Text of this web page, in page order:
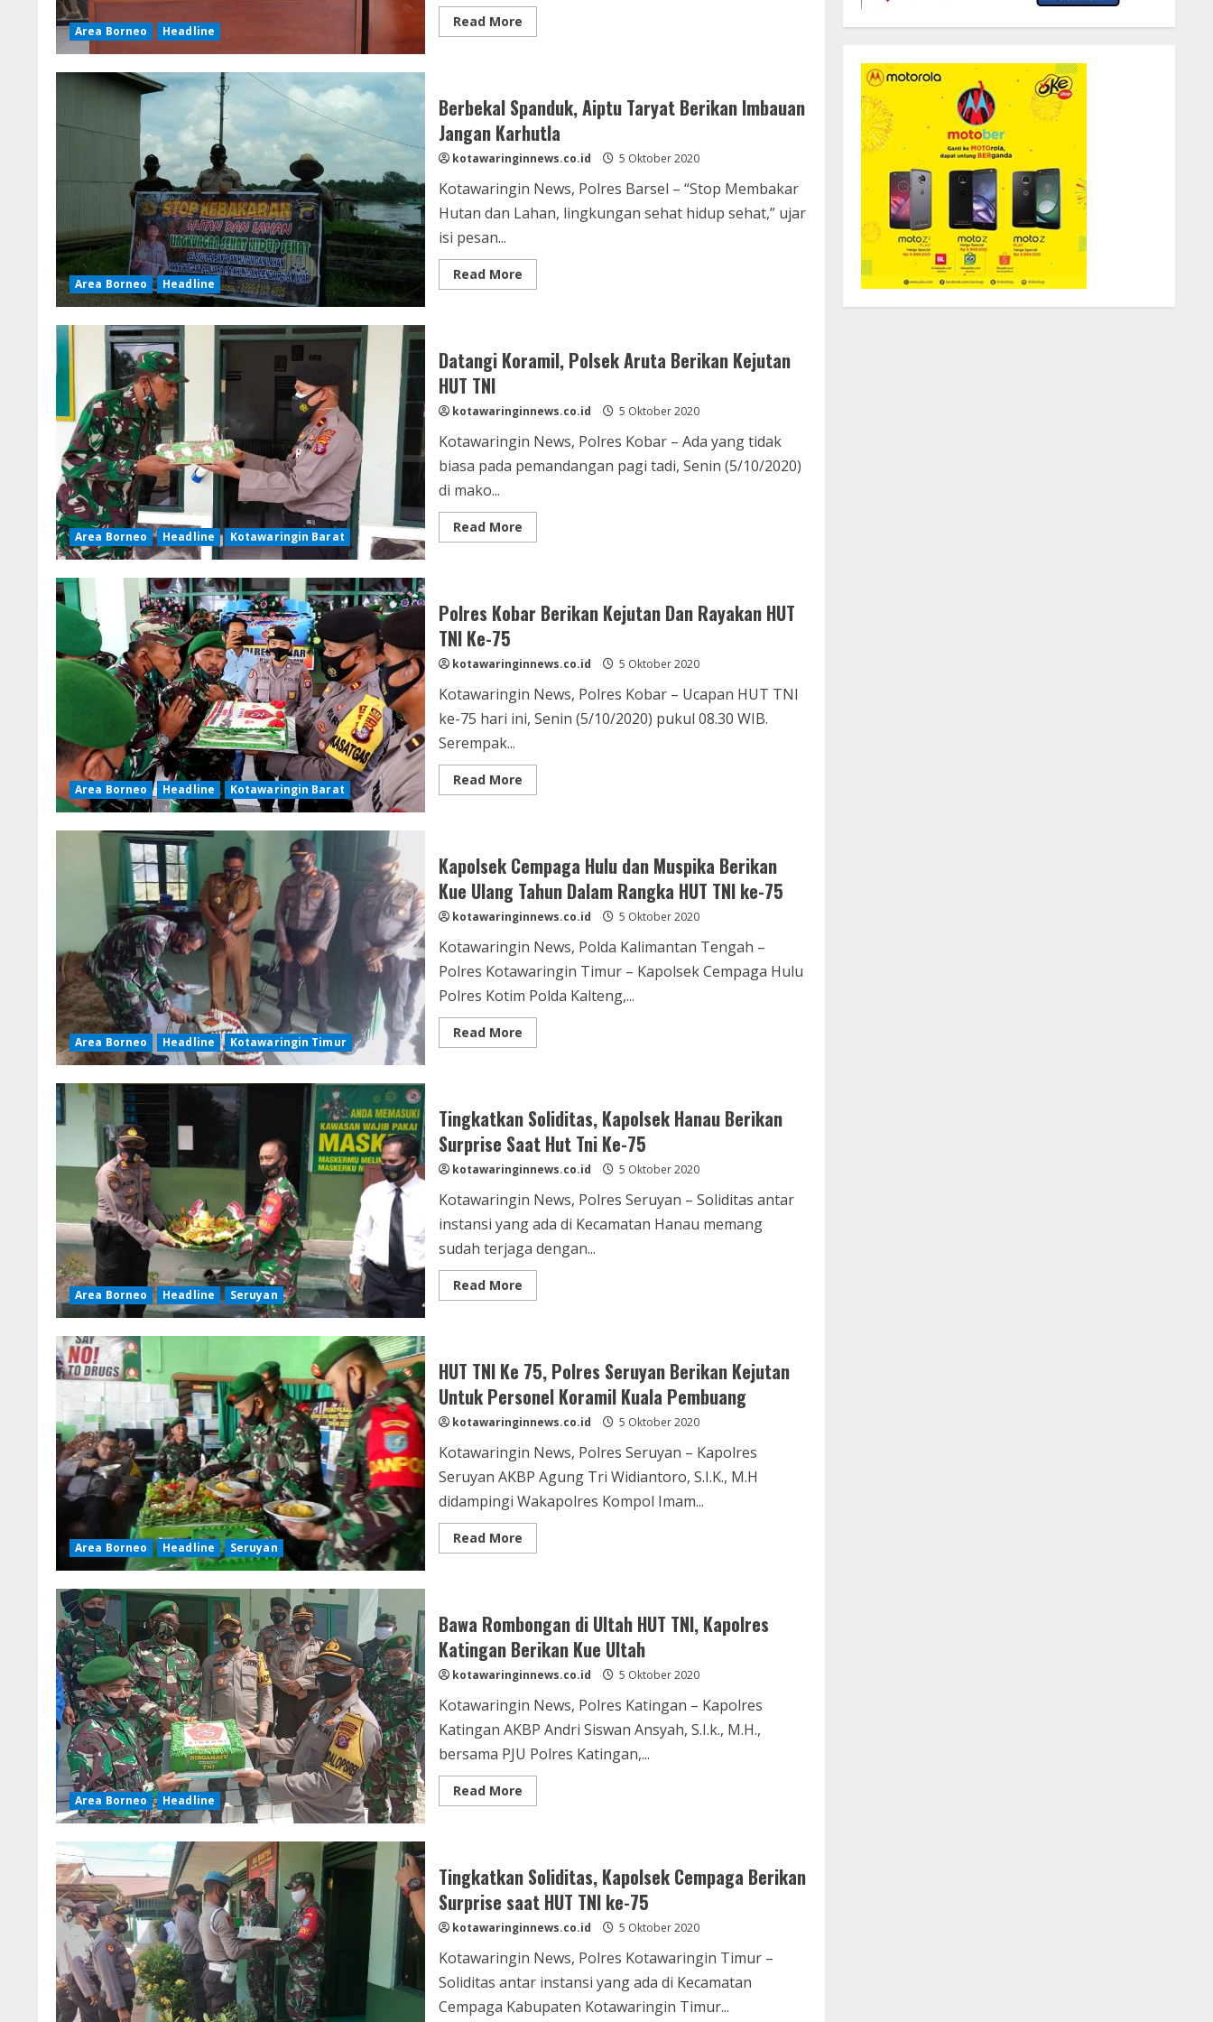
Area Borneo Headline
Read MoreRead
more
Gabungan
Polsek
Berikan
Kejutan
ke
Kumai
Area Borneo Headline
Berbekal Spanduk, Aiptu Taryat Berikan Imbauan
Jangan Karhutla
kotawaringinnews.co.id 5 Oktober 2020
Kotawaringin News, Polres Barsel – “Stop Membakar
Hutan dan Lahan, lingkungan sehat hidup sehat,” ujar
isi pesan...
Read MoreRead
more
Berikan
Imbauan
Area Borneo Headline Kotawaringin Barat
Datangi Koramil, Polsek Aruta Berikan Kejutan
HUT TNI
kotawaringinnews.co.id 5 Oktober 2020
Kotawaringin News, Polres Kobar – Ada yang tidak
biasa pada pemandangan pagi tadi, Senin (5/10/2020)
di mako...
Read MoreRead
more
Berikan
Kejutan
Area Borneo Headline Kotawaringin Barat
Polres Kobar Berikan Kejutan Dan Rayakan HUT
TNI Ke-75
kotawaringinnews.co.id 5 Oktober 2020
Kotawaringin News, Polres Kobar – Ucapan HUT TNI
ke-75 hari ini, Senin (5/10/2020) pukul 08.30 WIB.
Serempak...
Read MoreRead
more
Dan
Rayakan
HUT
TNI
Ke-
Area Borneo Headline Kotawaringin Timur
Kapolsek Cempaga Hulu dan Muspika Berikan
Kue Ulang Tahun Dalam Rangka HUT TNI ke-75
kotawaringinnews.co.id 5 Oktober 2020
Kotawaringin News, Polda Kalimantan Tengah –
Polres Kotawaringin Timur – Kapolsek Cempaga Hulu
Polres Kotim Polda Kalteng,...
Read MoreRead
more
Muspika
Berikan
Kue
Ulang
Tahun
Rangka
HUT
TNI
ke-
75
Area Borneo Headline Seruyan
Tingkatkan Soliditas, Kapolsek Hanau Berikan
Surprise Saat Hut Tni Ke-75
kotawaringinnews.co.id 5 Oktober 2020
Kotawaringin News, Polres Seruyan – Soliditas antar
instansi yang ada di Kecamatan Hanau memang
sudah terjaga dengan...
Read MoreRead
more
Berikan
Surprise
Saat
Hut
Tni
75
Area Borneo Headline Seruyan
HUT TNI Ke 75, Polres Seruyan Berikan Kejutan
Untuk Personel Koramil Kuala Pembuang
kotawaringinnews.co.id 5 Oktober 2020
Kotawaringin News, Polres Seruyan – Kapolres
Seruyan AKBP Agung Tri Widiantoro, S.I.K., M.H
didampingi Wakapolres Kompol Imam...
Read MoreRead
more
Polres
Seruyan
Berikan
Kejutan
Untuk
Koramil
Kuala
Pembuang
Area Borneo Headline
Bawa Rombongan di Ultah HUT TNI, Kapolres
Katingan Berikan Kue Ultah
kotawaringinnews.co.id 5 Oktober 2020
Kotawaringin News, Polres Katingan – Kapolres
Katingan AKBP Andri Siswan Ansyah, S.I.k., M.H.,
bersama PJU Polres Katingan,...
Read MoreRead
more
HUT
TNI,
Kapolres
Katingan
Berikan
Ultah
Tingkatkan Soliditas, Kapolsek Cempaga Berikan
Surprise saat HUT TNI ke-75
kotawaringinnews.co.id 5 Oktober 2020
Kotawaringin News, Polres Kotawaringin Timur –
Soliditas antar instansi yang ada di Kecamatan
Cempaga Kabupaten Kotawaringin Timur...